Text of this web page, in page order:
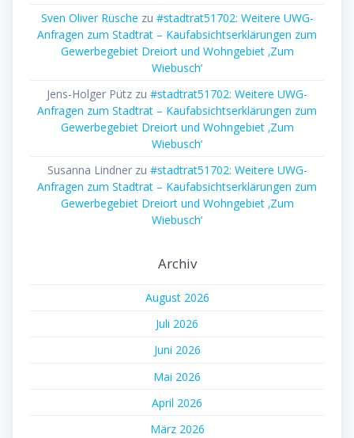
Sven Oliver Rüsche zu #stadtrat51702: Weitere UWG-
Anfragen zum Stadtrat – Kaufabsichtserklärungen zum
Gewerbegebiet Dreiort und Wohngebiet ‚Zum
Wiebusch‘
Jens-Holger Pütz zu #stadtrat51702: Weitere UWG-
Anfragen zum Stadtrat – Kaufabsichtserklärungen zum
Gewerbegebiet Dreiort und Wohngebiet ‚Zum
Wiebusch‘
Susanna Lindnerzu #stadtrat51702: Weitere UWG-
Anfragen zum Stadtrat – Kaufabsichtserklärungen zum
Gewerbegebiet Dreiort und Wohngebiet ‚Zum
Wiebusch‘
Archiv
August 2026
Juli 2026
Juni 2026
Mai 2026
April 2026
März 2026